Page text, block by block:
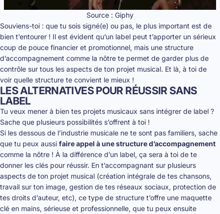
Source : Giphy
Souviens-toi : que tu sois signé(e) ou pas, le plus important est de
bien t’entourer ! Il est évident qu’un label peut t’apporter un sérieux
coup de pouce financier et promotionnel, mais une structure
d’accompagnement comme la nôtre te permet de garder plus de
contrôle sur tous les aspects de ton projet musical. Et là, à toi de
voir quelle structure te convient le mieux !
LES ALTERNATIVES POUR RÉUSSIR SANS
LABEL
Tu veux mener à bien tes projets musicaux sans intégrer de label ?
Sache que plusieurs possibilités s’offrent à toi !
Si les dessous de l’industrie musicale ne te sont pas familiers, sache
que tu peux aussi faire appel à une structure d’accompagnement
comme la nôtre ! À la différence d’un label, ça sera à toi de te
donner les clés pour réussir. En t’accompagnant sur plusieurs
aspects de ton projet musical (création intégrale de tes chansons,
travail sur ton image, gestion de tes réseaux sociaux, protection de
tes droits d’auteur, etc), ce type de structure t’offre une maquette
clé en mains, sérieuse et professionnelle, que tu peux ensuite